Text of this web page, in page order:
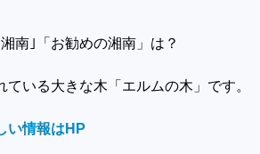
南｣「お勧めの湘南」は？
る大きな木「エルムの木」です。
い情報はHP